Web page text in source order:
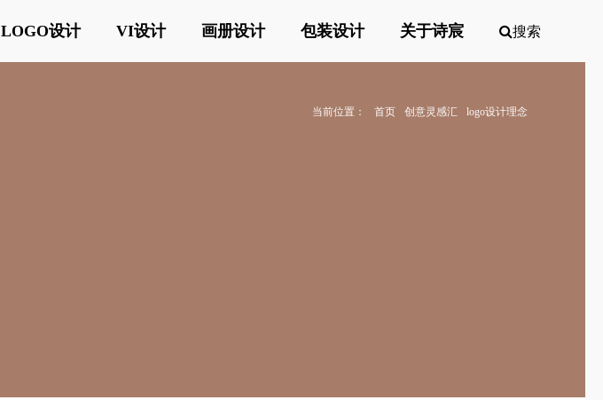
LOGO设计 VI设计 画册设计 包装设计 关于诗宸 搜索
当前位置： 首页 创意灵感汇
logo设计理念